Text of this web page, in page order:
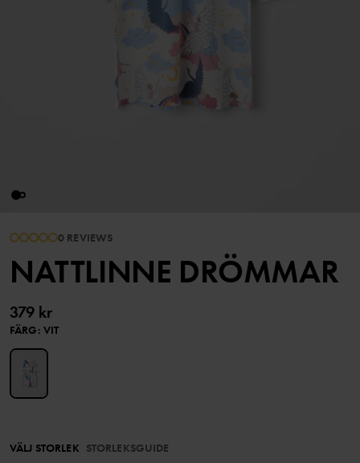
0 REVIEWS
NATTLINNE DRÖMMAR
379 kr
FÄRG: VIT
VÄLJ STORLEK STORLEKSGUIDE